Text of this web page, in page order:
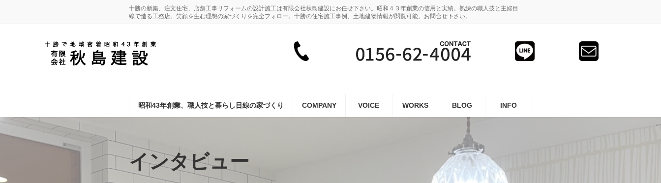
プ
動
十勝の新築、注文住宅、店舗工事リフォームの設計施工は有限会社秋島建設にお任せ下さい。昭和４３年創業の信用と実績。熟練の職人技と主婦目
線で造る工務店。笑顔を生む理想の家づくりを完全フォロー。十勝の住宅施工事例、土地建物情報が閲覧可能。お問合せ下さい。
昭和43年創業、職人技と暮らし目線の家づくり COMPANY VOICE WORKS BLOG INFO
インタビュー